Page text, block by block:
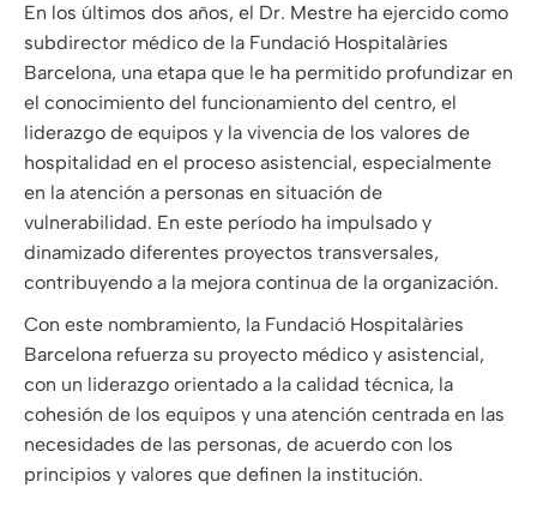
En los últimos dos años, el Dr. Mestre ha ejercido como
subdirector médico de la Fundació Hospitalàries
Barcelona, una etapa que le ha permitido profundizar en
el conocimiento del funcionamiento del centro, el
liderazgo de equipos y la vivencia de los valores de
hospitalidad en el proceso asistencial, especialmente
en la atención a personas en situación de
vulnerabilidad. En este período ha impulsado y
dinamizado diferentes proyectos transversales,
contribuyendo a la mejora continua de la organización.
Con este nombramiento, la Fundació Hospitalàries
Barcelona refuerza su proyecto médico y asistencial,
con un liderazgo orientado a la calidad técnica, la
cohesión de los equipos y una atención centrada en las
necesidades de las personas, de acuerdo con los
principios y valores que definen la institución.